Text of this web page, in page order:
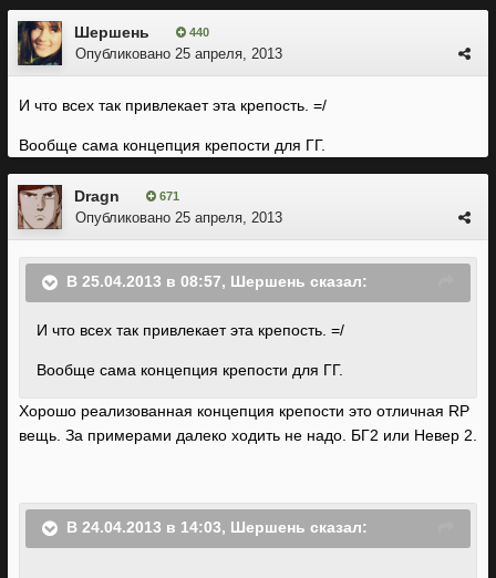
Шершень 440
Опубликовано 25 апреля, 2013
И что всех так привлекает эта крепость. =/
Вообще сама концепция крепости для ГГ.
Dragn 671
Опубликовано 25 апреля, 2013
В 25.04.2013 в 08:57, Шершень сказал:
И что всех так привлекает эта крепость. =/
Вообще сама концепция крепости для ГГ.
Хорошо реализованная концепция крепости это отличная RP
вещь. За примерами далеко ходить не надо. БГ2 или Невер 2.
В 24.04.2013 в 14:03, Шершень сказал: